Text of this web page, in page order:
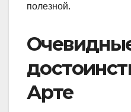
полезной.
Арте